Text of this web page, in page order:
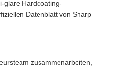
glare Hardcoating-
Datenblatt von Sharp
zusammenarbeiten,